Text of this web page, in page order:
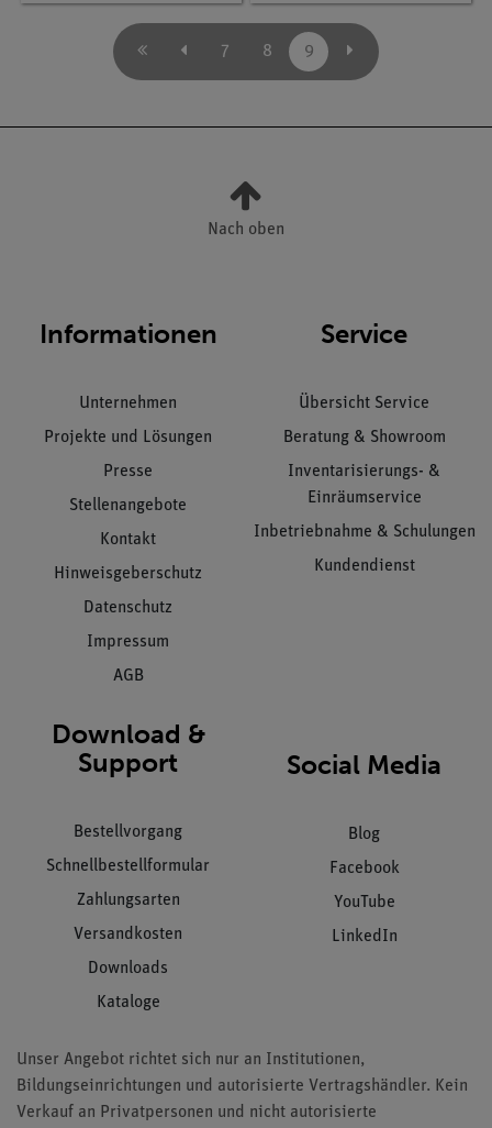
7 8 9
Nach oben
Informationen
Unternehmen
Projekte und Lösungen
Presse
Stellenangebote
Kontakt
Hinweisgeberschutz
Datenschutz
Impressum
AGB
Service
Übersicht Service
Beratung & Showroom
Inventarisierungs- &
Einräumservice
Inbetriebnahme & Schulungen
Kundendienst
Download &
Support
Bestellvorgang
Schnellbestellformular
Zahlungsarten
Versandkosten
Downloads
Kataloge
Social Media
Blog
Facebook
YouTube
LinkedIn
Unser Angebot richtet sich nur an Institutionen,
Bildungseinrichtungen und autorisierte Vertragshändler. Kein
Verkauf an Privatpersonen und nicht autorisierte